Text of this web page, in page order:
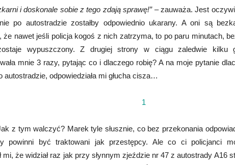
i doskonale sobie z tego zdają sprawę!” – zauważa. Jest
po autostradzie zostałby odpowiednio ukarany. A oni są
że nawet jeśli policja kogoś z nich zatrzyma, to po paru minutach,
wypuszczony. Z drugiej strony w ciągu zaledwie kilku
mnie 3 razy, pytając co i dlaczego robię? A na moje pytanie
autostradzie, odpowiedziała mi głucha cisza…
z tym walczyć? Marek tyle słusznie, co bez przekonania
powinni być traktowani jak przestępcy. Ale co ci policjanci
mi, że widział raz jak przy słynnym zjeździe nr 47 z autostrady A16